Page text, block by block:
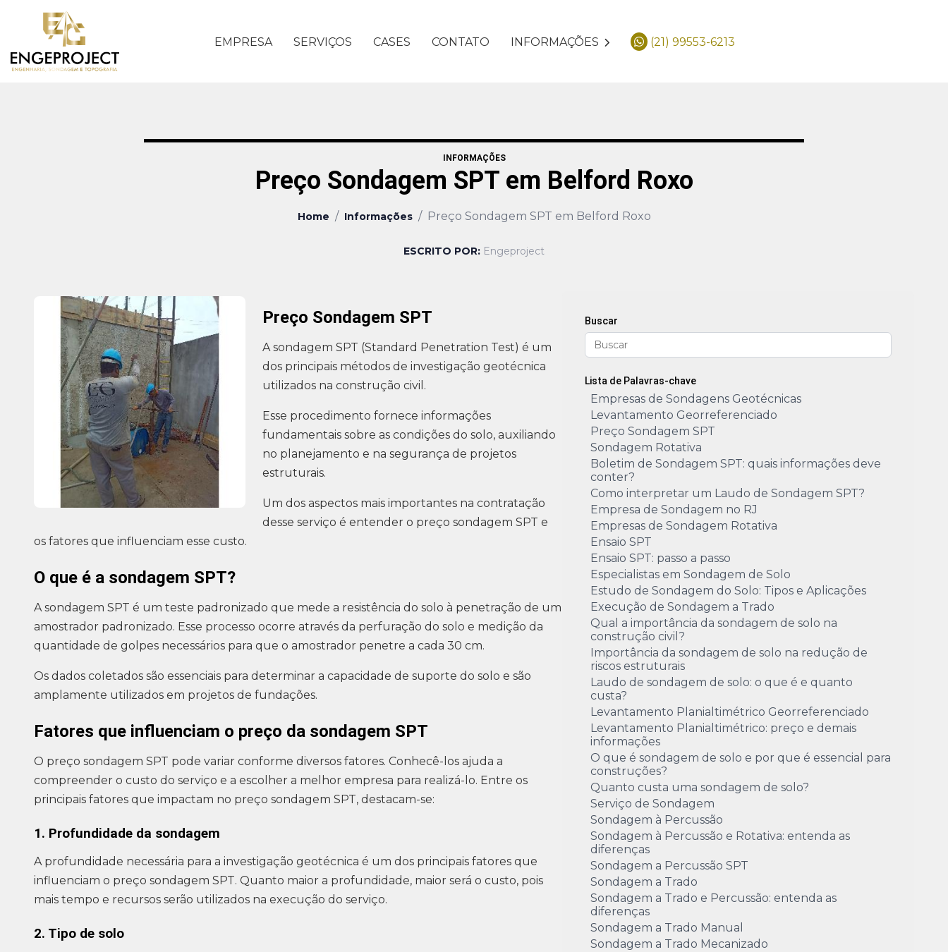
EMPRESA SERVIÇOS CASES CONTATO INFORMAÇÕES (21) 99553-6213
INFORMAÇÕES
Preço Sondagem SPT em Belford Roxo
Home / Informações / Preço Sondagem SPT em Belford Roxo
ESCRITO POR: Engeproject
Preço Sondagem SPT
A sondagem SPT (Standard Penetration Test) é um
dos principais métodos de investigação geotécnica
utilizados na construção civil.
Esse procedimento fornece informações
fundamentais sobre as condições do solo, auxiliando
no planejamento e na segurança de projetos
estruturais.
Um dos aspectos mais importantes na contratação
desse serviço é entender o preço sondagem SPT e
os fatores que influenciam esse custo.
O que é a sondagem SPT?
A sondagem SPT é um teste padronizado que mede a resistência do solo à penetração de um
amostrador padronizado. Esse processo ocorre através da perfuração do solo e medição da
quantidade de golpes necessários para que o amostrador penetre a cada 30 cm.
Os dados coletados são essenciais para determinar a capacidade de suporte do solo e são
amplamente utilizados em projetos de fundações.
Fatores que influenciam o preço da sondagem SPT
O preço sondagem SPT pode variar conforme diversos fatores. Conhecê-los ajuda a
compreender o custo do serviço e a escolher a melhor empresa para realizá-lo. Entre os
principais fatores que impactam no preço sondagem SPT, destacam-se:
1. Profundidade da sondagem
A profundidade necessária para a investigação geotécnica é um dos principais fatores que
influenciam o preço sondagem SPT. Quanto maior a profundidade, maior será o custo, pois
mais tempo e recursos serão utilizados na execução do serviço.
2. Tipo de solo
Buscar
Lista de Palavras-chave
Empresas de Sondagens Geotécnicas
Levantamento Georreferenciado
Preço Sondagem SPT
Sondagem Rotativa
Boletim de Sondagem SPT: quais informações deve
conter?
Como interpretar um Laudo de Sondagem SPT?
Empresa de Sondagem no RJ
Empresas de Sondagem Rotativa
Ensaio SPT
Ensaio SPT: passo a passo
Especialistas em Sondagem de Solo
Estudo de Sondagem do Solo: Tipos e Aplicações
Execução de Sondagem a Trado
Qual a importância da sondagem de solo na
construção civil?
Importância da sondagem de solo na redução de
riscos estruturais
Laudo de sondagem de solo: o que é e quanto
custa?
Levantamento Planialtimétrico Georreferenciado
Levantamento Planialtimétrico: preço e demais
informações
O que é sondagem de solo e por que é essencial para
construções?
Quanto custa uma sondagem de solo?
Serviço de Sondagem
Sondagem à Percussão
Sondagem à Percussão e Rotativa: entenda as
diferenças
Sondagem a Percussão SPT
Sondagem a Trado
Sondagem a Trado e Percussão: entenda as
diferenças
Sondagem a Trado Manual
Sondagem a Trado Mecanizado